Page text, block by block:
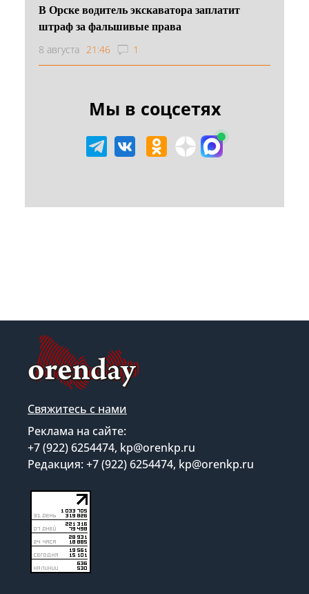
В Орске водитель экскаватора заплатит
штраф за фальшивые права
8 августа 21:46 1
Мы в соцсетях
Свяжитесь с нами
Реклама на сайте:
+7 (922) 6254474, kp@orenkp.ru
Редакция: +7 (922) 6254474, kp@orenkp.ru